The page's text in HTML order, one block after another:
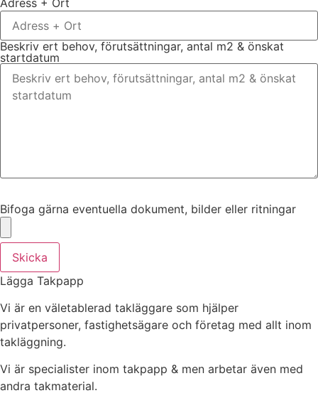
Adress + Ort
Beskriv ert behov, förutsättningar, antal m2 & önskat
startdatum
Bifoga gärna eventuella dokument, bilder eller ritningar
Skicka
Lägga Takpapp
Vi är en väletablerad takläggare som hjälper
privatpersoner, fastighetsägare och företag med allt inom
takläggning.
Vi är specialister inom takpapp & men arbetar även med
andra takmaterial.